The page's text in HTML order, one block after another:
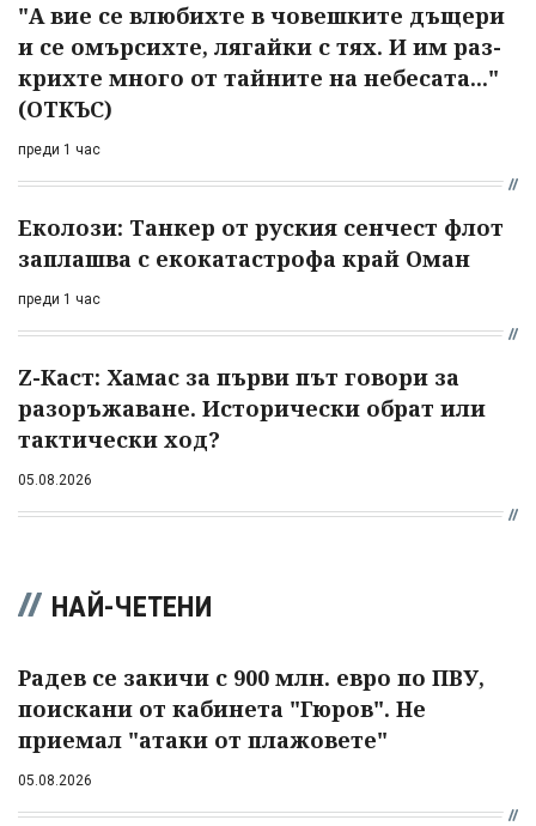
"А вие се влюбихте в чо­вешките дъщери
и се омърсихте, лягайки с тях. И им раз­
крихте много от тайните на небесата..."
(ОТКЪС)
преди 1 час
Еколози: Танкер от руския сенчест флот
заплашва с екокатастрофа край Оман
преди 1 час
Z-Каст: Хамас за първи път говори за
разоръжаване. Исторически обрат или
тактически ход?
05.08.2026
НАЙ-ЧЕТЕНИ
Радев се закичи с 900 млн. евро по ПВУ,
поискани от кабинета "Гюров". Не
приемал "атаки от плажовете"
05.08.2026